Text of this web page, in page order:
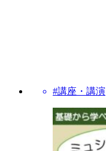
#講座・講演